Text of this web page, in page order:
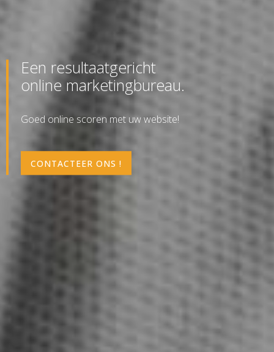
Een resultaatgericht
online marketingbureau.
Goed online scoren met uw website!
CONTACTEER ONS !